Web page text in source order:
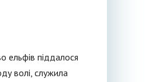
ельфів піддалося
волі, служила